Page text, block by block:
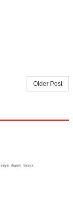
Older Post